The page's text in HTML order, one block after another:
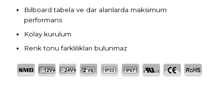
Bilboard tabela ve dar alanlarda maksimum
performans
Kolay kurulum
Renk tonu farklılıkları bulunmaz